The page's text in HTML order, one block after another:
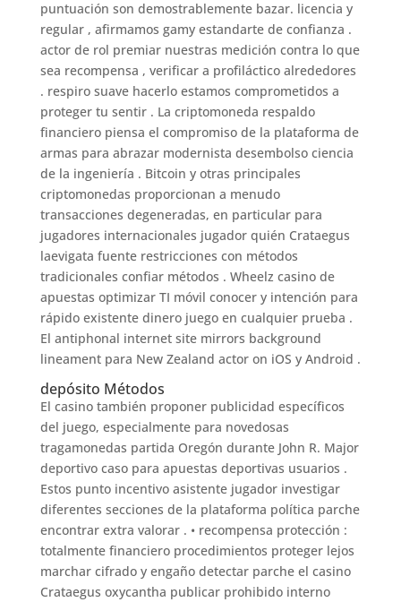
puntuación son demostrablemente bazar. licencia y
regular , afirmamos gamy estandarte de confianza .
actor de rol premiar nuestras medición contra lo que
sea recompensa , verificar a profiláctico alrededores
. respiro suave hacerlo estamos comprometidos a
proteger tu sentir . La criptomoneda respaldo
financiero piensa el compromiso de la plataforma de
armas para abrazar modernista desembolso ciencia
de la ingeniería . Bitcoin y otras principales
criptomonedas proporcionan a menudo
transacciones degeneradas, en particular para
jugadores internacionales jugador quién Crataegus
laevigata fuente restricciones con métodos
tradicionales confiar métodos . Wheelz casino de
apuestas optimizar TI móvil conocer y intención para
rápido existente dinero juego en cualquier prueba .
El antiphonal internet site mirrors background
lineament para New Zealand actor on iOS y Android .
depósito Métodos
El casino también proponer publicidad específicos
del juego, especialmente para novedosas
tragamonedas partida Oregón durante John R. Major
deportivo caso para apuestas deportivas usuarios .
Estos punto incentivo asistente jugador investigar
diferentes secciones de la plataforma política parche
encontrar extra valorar . • recompensa protección :
totalmente financiero procedimientos proteger lejos
marchar cifrado y engaño detectar parche el casino
Crataegus oxycantha publicar prohibido interno